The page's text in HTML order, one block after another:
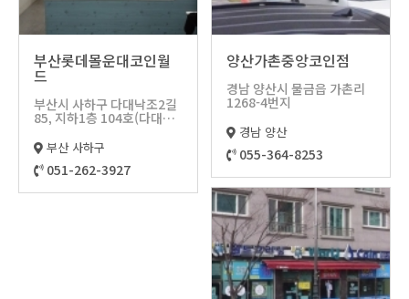
부산롯데몰운대코인월
드
부산시 사하구 다대낙조2길
85, 지하1층 104호(다대동,
부산 사하구
051-262-3927
양산가촌중앙코인점
경남 양산시 물금읍 가촌리
1268-4번지
경남 양산
055-364-8253